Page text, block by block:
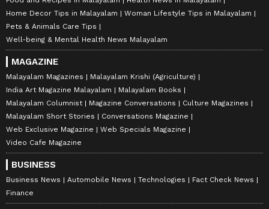
Home Decor Tips in Malayalam
Woman Lifestyle Tips in Malayalam
Pets & Animals Care Tips
Well-being & Mental Health News Malayalam
MAGAZINE
Malayalam Magazines
Malayalam Krishi (Agriculture)
India Art Magazine Malayalam
Malayalam Books
Malayalam Columnist
Magazine Conversations
Culture Magazines
Malayalam Short Stories
Conversations Magazine
Web Exclusive Magazine
Web Specials Magazine
Video Cafe Magazine
BUSINESS
Business News Automobile News Technologies
Fact Check News
Finance